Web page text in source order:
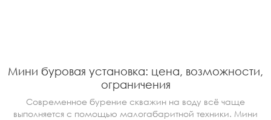
Мини буровая установка: цена, возможности,
ограничения
Современное бурение скважин на воду всё чаще
выполняется с помощью малогабаритной техники. Мини